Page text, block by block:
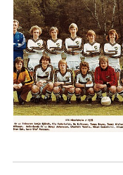
1905 - 09
SPELARE ANNO 1918
A-LAG HERRAR
DOKUMENT
IFK:AREN